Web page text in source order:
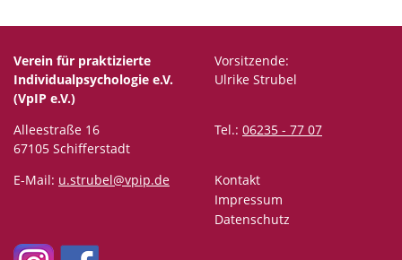
Verein für praktizierte
Individualpsychologie e.V.
(VpIP e.V.)
Vorsitzende:
Ulrike Strubel
Alleestraße 16
67105 Schifferstadt
Tel.: 06235 - 77 07
E-Mail: u.strubel@vpip.de
Kontakt
Impressum
Datenschutz